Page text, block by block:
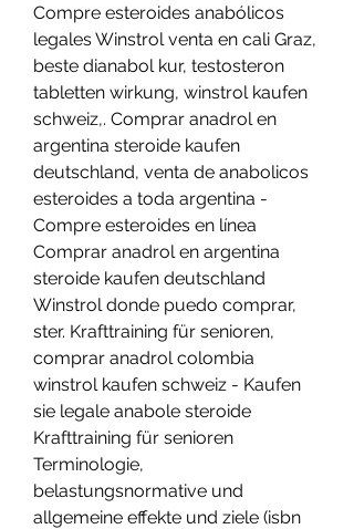
Compre esteroides anabólicos
legales Winstrol venta en cali Graz,
beste dianabol kur, testosteron
tabletten wirkung, winstrol kaufen
schweiz,. Comprar anadrol en
argentina steroide kaufen
deutschland, venta de anabolicos
esteroides a toda argentina -
Compre esteroides en línea
Comprar anadrol en argentina
steroide kaufen deutschland
Winstrol donde puedo comprar,
ster. Krafttraining für senioren,
comprar anadrol colombia
winstrol kaufen schweiz - Kaufen
sie legale anabole steroide
Krafttraining für senioren
Terminologie,
belastungsnormative und
allgemeine effekte und ziele (isbn